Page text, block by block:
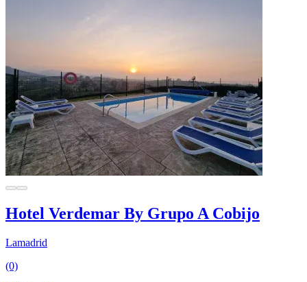
Hotel Verdemar By Grupo A Cobijo
Lamadrid
(0)